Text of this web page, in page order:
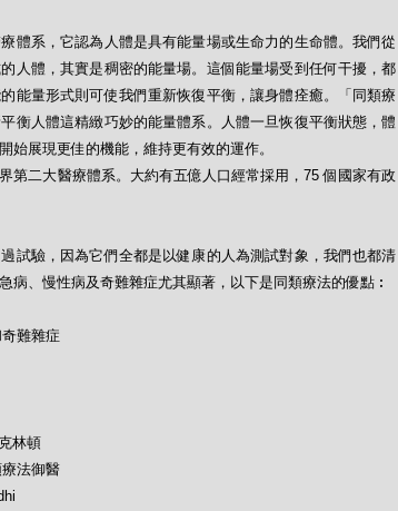
體系，它認為人體是具有能量場或生命力的生命體。我們從
人體，其實是稠密的能量場。這個能量場受到任何干擾，都
能量形式則可使我們重新恢復平衡，讓身體痊癒。「同類療
衡人體這精緻巧妙的能量體系。人體一旦恢復平衡狀態，體
始展現更佳的機能，維持更有效的運作。
第二大醫療體系。大約有五億人口經常採用，75 個國家有政
試驗，因為它們全都是以健康的人為測試對象，我們也都清
病、慢性病及奇難雜症尤其顯著，以下是同類療法的優點︰
難雜症
林頓
法御醫